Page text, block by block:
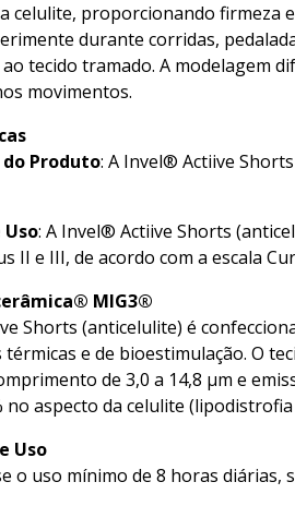
celulite, proporcionando firmeza
durante corridas,
tecido tramado. A modelagem
movimentos.
Produto: A Invel® Actiive
Uso: A Invel® Actiive Shorts
II e III, de acordo com a escala
MIG3®
Shorts (anticelulite) é
e de bioestimulação. O
de 3,0 a 14,8 µm e
no aspecto da celulite
Uso
o uso mínimo de 8 horas